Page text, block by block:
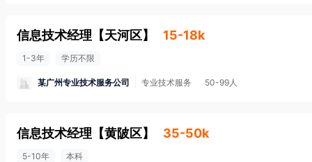
信息技术经理 【天河区】 15-18k
1-3年 学历不限
某广州专业技术服务公司 专业技术服务 50-99人
信息技术经理 【黄陂区】 35-50k
5-10年 本科